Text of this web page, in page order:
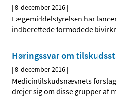
|8. december 2016 |
Lægemiddelstyrelsen har
indberettede formodede
Høringssvar om
|8. december 2016 |
Medicintilskudsnævnets
drejer sig om disse grupper af